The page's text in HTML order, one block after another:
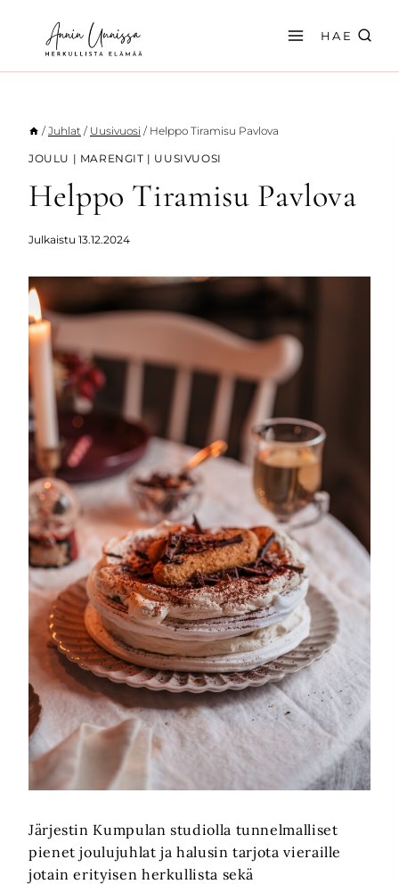
sisältöön
HAE
/ Juhlat / Uusivuosi / Helppo Tiramisu Pavlova
JOULU | MARENGIT | UUSIVUOSI
Helppo Tiramisu Pavlova
Julkaistu 13.12.2024
Järjestin Kumpulan studiolla tunnelmalliset
pienet joulujuhlat ja halusin tarjota vieraille
jotain erityisen herkullista sekä